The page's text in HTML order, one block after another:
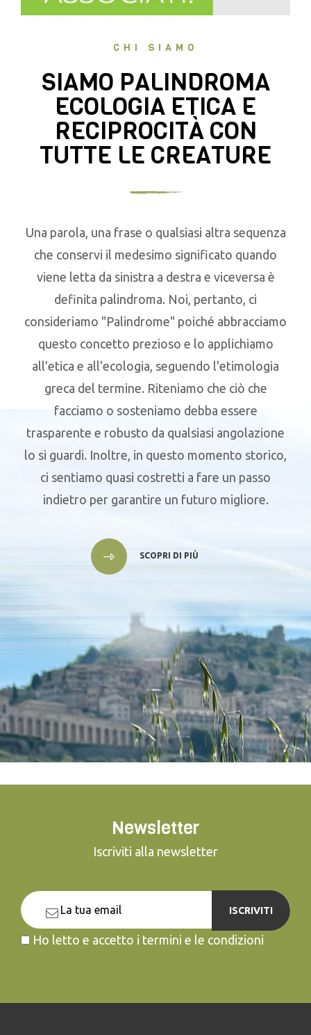
CHI SIAMO
SIAMO PALINDROMA
ECOLOGIA ETICA E
RECIPROCITÀ CON
TUTTE LE CREATURE
Una parola, una frase o qualsiasi altra sequenza
che conservi il medesimo significato quando
viene letta da sinistra a destra e viceversa è
definita palindroma. Noi, pertanto, ci
consideriamo "Palindrome" poiché abbracciamo
questo concetto prezioso e lo applichiamo
all'etica e all'ecologia, seguendo l'etimologia
greca del termine. Riteniamo che ciò che
facciamo o sosteniamo debba essere
trasparente e robusto da qualsiasi angolazione
lo si guardi. Inoltre, in questo momento storico,
ci sentiamo quasi costretti a fare un passo
indietro per garantire un futuro migliore.
SCOPRI DI PIÙ
Newsletter
Iscriviti alla newsletter
ISCRIVITI
Ho letto e accetto i termini e le condizioni